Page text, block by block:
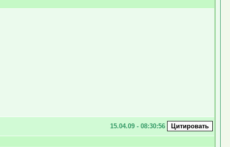
15.04.09 - 08:30:56